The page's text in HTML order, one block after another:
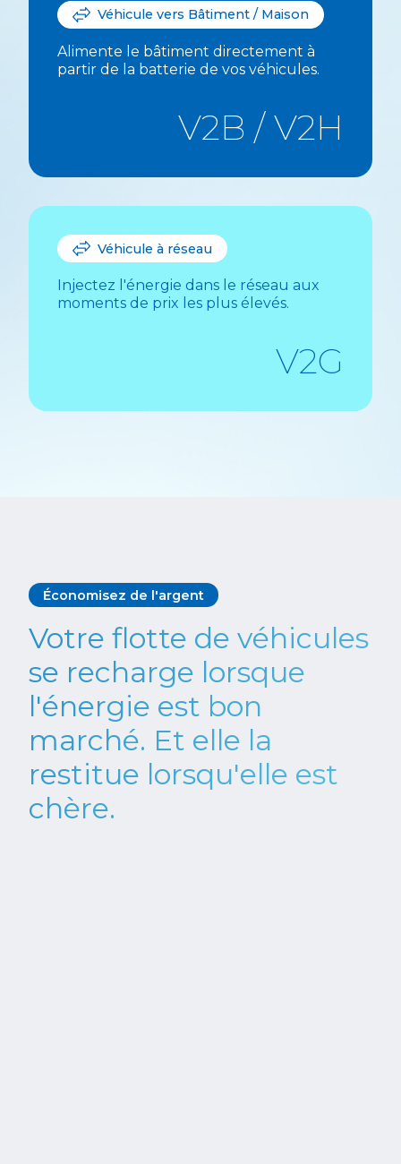
Véhicule vers Bâtiment / Maison
Alimente le bâtiment directement à
partir de la batterie de vos véhicules.
V2B / V2H
Véhicule à réseau
Injectez l'énergie dans le réseau aux
moments de prix les plus élevés.
V2G
Économisez de l'argent
Votre flotte de véhicules
se recharge lorsque
l'énergie est bon
marché. Et elle la
restitue lorsqu'elle est
chère.